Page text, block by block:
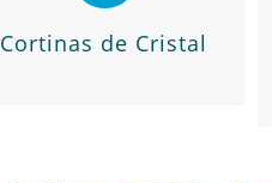
Cortinas de Cristal